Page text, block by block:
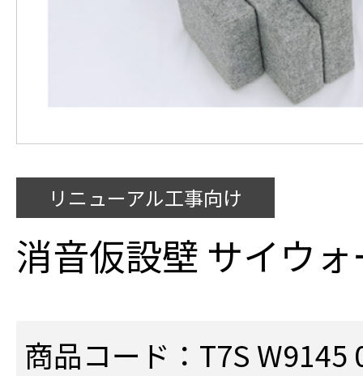
リニューアル工事向け
消音仮設壁 サイウォ
商品コード：T7S W9145